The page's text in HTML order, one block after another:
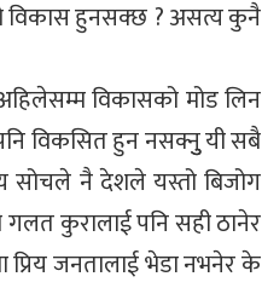
विकास हुनसक्छ ? असत्य कुनै
विकासको मोड लिन
विकसित हुन नसक्नुु यी सबै
सोचले नै देशले यस्तो बिजोग
गलत कुरालाई पनि सही ठानेर
प्रिय जनतालाई भेडा नभनेर के